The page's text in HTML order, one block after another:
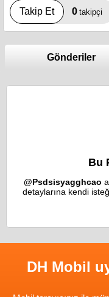
Takip Et 0 takipçi
Gönderiler
Bu
@Psdsisyagghcao
detaylarına kendi
DH Mobil